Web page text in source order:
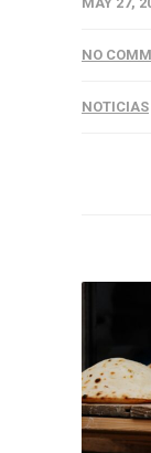
NO
NOTICIAS